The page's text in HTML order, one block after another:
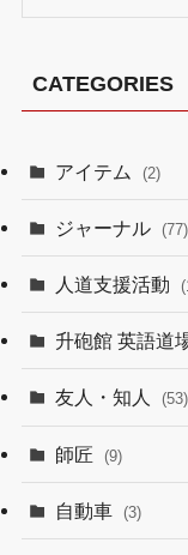
CATEGORIES
アイテム (2)
ジャーナル (77)
人道支援活動
升砲館 英語道
友人・知人 (53)
師匠 (9)
自動車 (3)